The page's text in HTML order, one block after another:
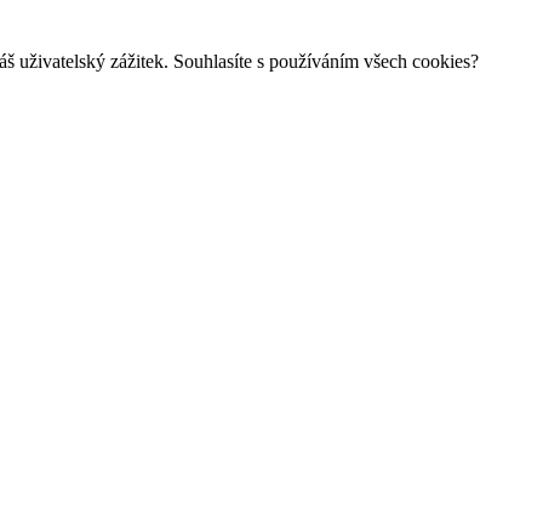
uživatelský zážitek. Souhlasíte s používáním všech cookies?